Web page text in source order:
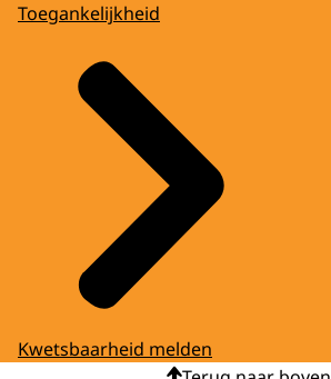
Toegankelijkheid
Kwetsbaarheid melden